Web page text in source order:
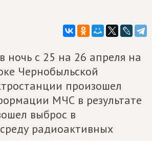
ночь с 25 на 26 апреля на
Чернобыльской
произошел
МЧС в результате
выброс в
радиоактивных